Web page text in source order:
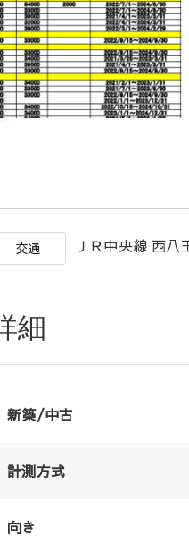
交通 ＪＲ中央線 西八
細
新築/中古
計測方式
向き